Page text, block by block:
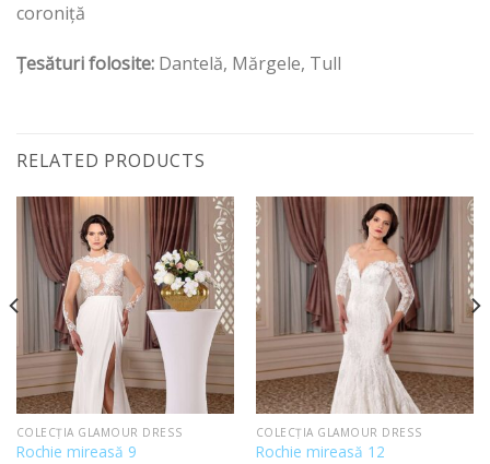
coroniță
Țesături folosite: Dantelă, Mărgele, Tull
RELATED PRODUCTS
COLECȚIA GLAMOUR DRESS
Rochie mireasă 9
COLECȚIA GLAMOUR DRESS
Rochie mireasă 12